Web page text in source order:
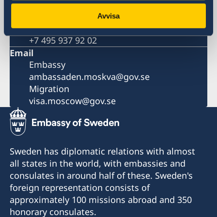
Avvisa
Migration
Fax
+7 495 937 92 02
Email
Embassy
ambassaden.moskva@gov.se
Migration
visa.moscow@gov.se
Sweden has diplomatic relations with almost
all states in the world, with embassies and
consulates in around half of these. Sweden's
foreign representation consists of
approximately 100 missions abroad and 350
honorary consulates.